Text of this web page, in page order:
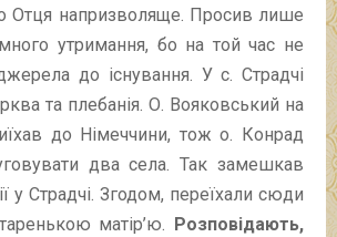
Отця напризволяще. Просив лише
утримання, бо на той час не
до існування. У с. Страдчі
та плебанія. О. Вояковський на
до Німеччини, тож о. Конрад
два села. Так замешкав
у Страдчі. Згодом, переїхали сюди
матір’ю.
Розповідають,